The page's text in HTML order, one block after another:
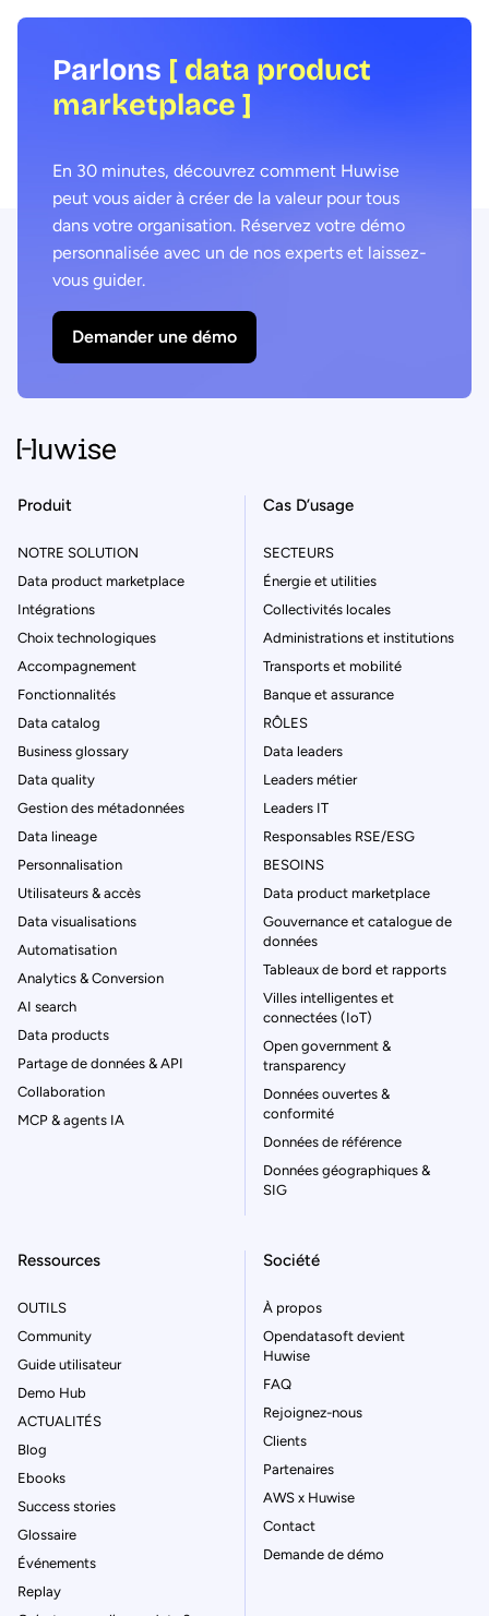
Parlons [ data product
marketplace ]
En 30 minutes, découvrez comment Huwise
peut vous aider à créer de la valeur pour tous
dans votre organisation. Réservez votre démo
personnalisée avec un de nos experts et laissez-
vous guider.
Demander une démo
Produit
NOTRE SOLUTION
Data product marketplace
Intégrations
Choix technologiques
Accompagnement
Fonctionnalités
Data catalog
Business glossary
Data quality
Gestion des métadonnées
Data lineage
Personnalisation
Utilisateurs & accès
Data visualisations
Automatisation
Analytics & Conversion
AI search
Data products
Partage de données & API
Collaboration
MCP & agents IA
Cas D’usage
SECTEURS
Énergie et utilities
Collectivités locales
Administrations et institutions
Transports et mobilité
Banque et assurance
RÔLES
Data leaders
Leaders métier
Leaders IT
Responsables RSE/ESG
BESOINS
Data product marketplace
Gouvernance et catalogue de
données
Tableaux de bord et rapports
Villes intelligentes et
connectées (IoT)
Open government &
transparency
Données ouvertes &
conformité
Données de référence
Données géographiques &
SIG
Ressources
OUTILS
Community
Guide utilisateur
Demo Hub
ACTUALITÉS
Blog
Ebooks
Success stories
Glossaire
Événements
Replay
Société
À propos
Opendatasoft devient
Huwise
FAQ
Rejoignez-nous
Clients
Partenaires
AWS x Huwise
Contact
Demande de démo